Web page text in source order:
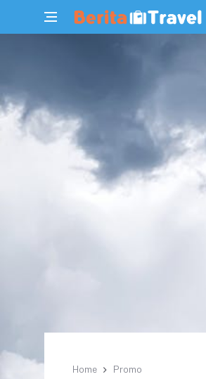
Home Promo